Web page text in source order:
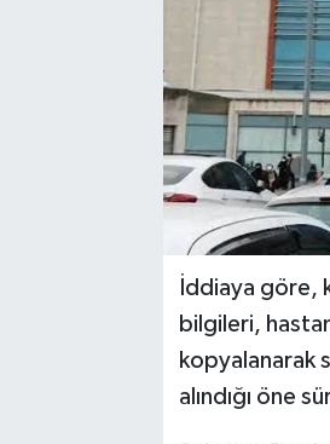
İddiaya göre,
bilgileri,
kopyalanarak
alındığı öne